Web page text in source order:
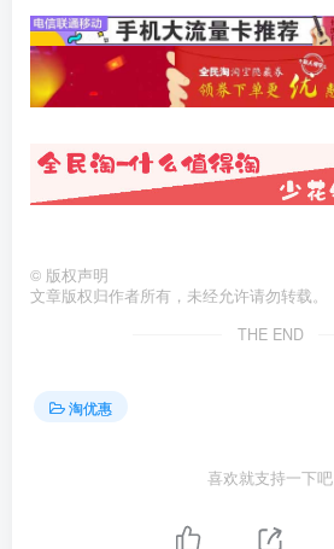
© 版权声明
文章版权归作者所有，未经允许请勿转载。
THE END
淘优惠
喜欢就支持一下吧